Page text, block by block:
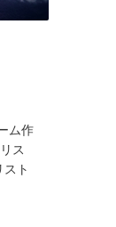
ム作
ス
ト